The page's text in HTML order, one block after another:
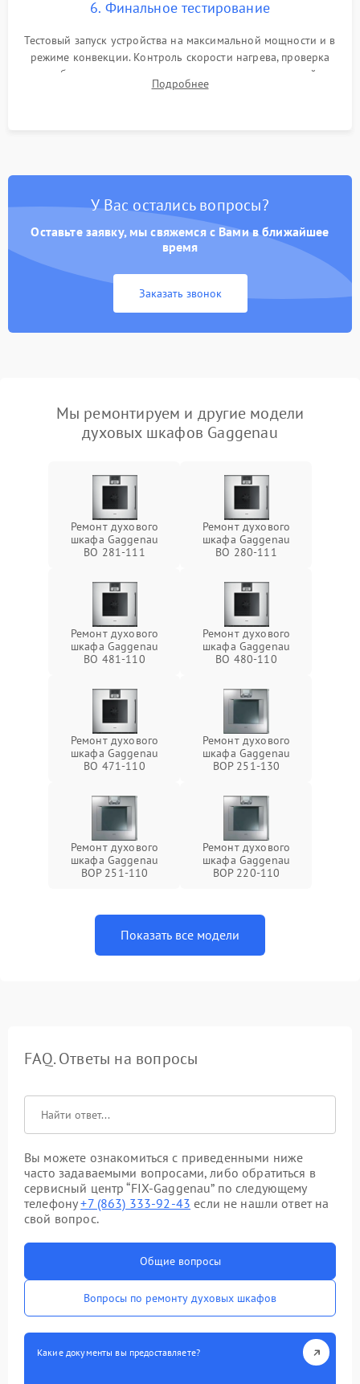
6. Финальное тестирование
Тестовый запуск устройства на максимальной мощности и в
режиме конвекции. Контроль скорости нагрева, проверка
срабатывания термостата при достижении заданной
температуры и тест на отсутствие утечек тока.
Подробнее
У Вас остались вопросы?
Оставьте заявку, мы свяжемся с Вами в ближайшее
время
Заказать звонок
Мы ремонтируем и другие модели
духовых шкафов Gaggenau
Ремонт духового
шкафа Gaggenau
BO 281-111
Ремонт духового
шкафа Gaggenau
BO 280-111
Ремонт духового
шкафа Gaggenau
BO 481-110
Ремонт духового
шкафа Gaggenau
BO 480-110
Ремонт духового
шкафа Gaggenau
BO 471-110
Ремонт духового
шкафа Gaggenau
BOP 251-130
Ремонт духового
шкафа Gaggenau
BOP 251-110
Ремонт духового
шкафа Gaggenau
BOP 220-110
Показать все модели
FAQ. Ответы на вопросы
Вы можете ознакомиться с приведенными ниже
часто задаваемыми вопросами, либо обратиться в
сервисный центр “FIX-Gaggenau” по следующему
телефону+7 (863) 333-92-43 если не нашли ответ на
свой вопрос.
Общие вопросы
Вопросы по ремонту духовых шкафов
Какие документы вы предоставляете?